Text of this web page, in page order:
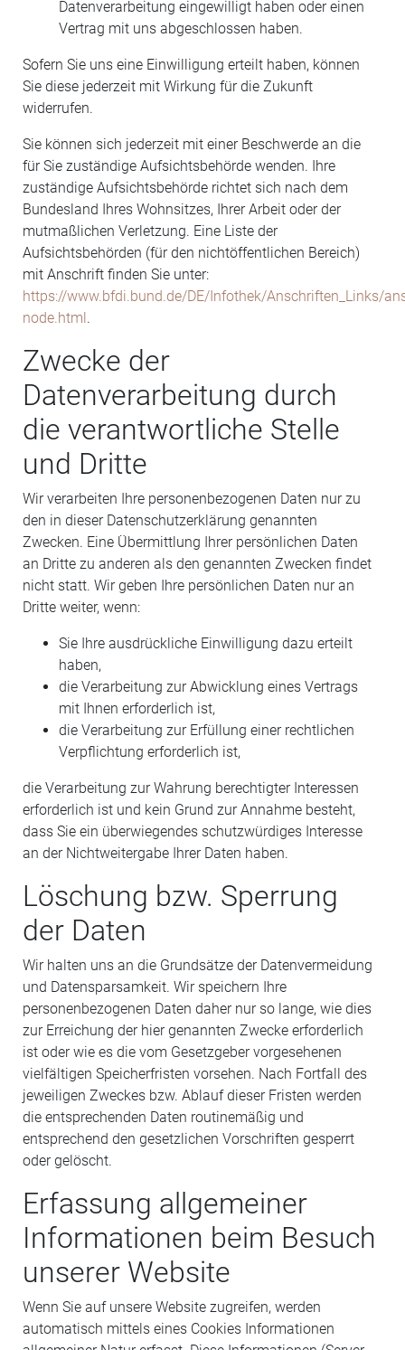
Datenverarbeitung eingewilligt haben oder einen
Vertrag mit uns abgeschlossen haben.
Sofern Sie uns eine Einwilligung erteilt haben, können
Sie diese jederzeit mit Wirkung für die Zukunft
widerrufen.
Sie können sich jederzeit mit einer Beschwerde an die
für Sie zuständige Aufsichtsbehörde wenden. Ihre
zuständige Aufsichtsbehörde richtet sich nach dem
Bundesland Ihres Wohnsitzes, Ihrer Arbeit oder der
mutmaßlichen Verletzung. Eine Liste der
Aufsichtsbehörden (für den nichtöffentlichen Bereich)
mit Anschrift finden Sie unter:
https://www.bfdi.bund.de/DE/Infothek/Anschriften_Links/
node.html.
Zwecke der
Datenverarbeitung durch
die verantwortliche Stelle
und Dritte
Wir verarbeiten Ihre personenbezogenen Daten nur zu
den in dieser Datenschutzerklärung genannten
Zwecken. Eine Übermittlung Ihrer persönlichen Daten
an Dritte zu anderen als den genannten Zwecken findet
nicht statt. Wir geben Ihre persönlichen Daten nur an
Dritte weiter, wenn:
Sie Ihre ausdrückliche Einwilligung dazu erteilt
haben,
die Verarbeitung zur Abwicklung eines Vertrags
mit Ihnen erforderlich ist,
die Verarbeitung zur Erfüllung einer rechtlichen
Verpflichtung erforderlich ist,
die Verarbeitung zur Wahrung berechtigter Interessen
erforderlich ist und kein Grund zur Annahme besteht,
dass Sie ein überwiegendes schutzwürdiges Interesse
an der Nichtweitergabe Ihrer Daten haben.
Löschung bzw. Sperrung
der Daten
Wir halten uns an die Grundsätze der Datenvermeidung
und Datensparsamkeit. Wir speichern Ihre
personenbezogenen Daten daher nur so lange, wie dies
zur Erreichung der hier genannten Zwecke erforderlich
ist oder wie es die vom Gesetzgeber vorgesehenen
vielfältigen Speicherfristen vorsehen. Nach Fortfall des
jeweiligen Zweckes bzw. Ablauf dieser Fristen werden
die entsprechenden Daten routinemäßig und
entsprechend den gesetzlichen Vorschriften gesperrt
oder gelöscht.
Erfassung allgemeiner
Informationen beim Besuch
unserer Website
Wenn Sie auf unsere Website zugreifen, werden
automatisch mittels eines Cookies Informationen